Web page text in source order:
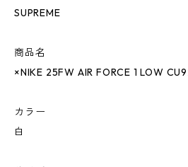
SUPREME
商品名
×NIKE 25FW AIR FORCE 1 LOW
カラー
白